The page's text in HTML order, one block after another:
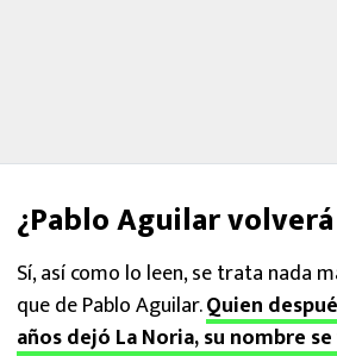
¿Pablo Aguilar
Sí, así como lo leen, se trata nada
que de Pablo Aguilar.Quien
años dejó La Noria, su nombre